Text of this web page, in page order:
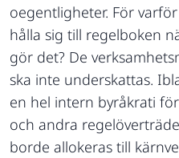
oegentligheter. För
hålla sig till regelboken
gör det? De
ska inte underskattas.
en hel intern byråkrati
och andra
borde allokeras till